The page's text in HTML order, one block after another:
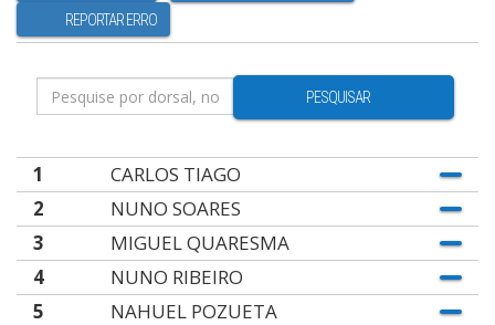
REPORTAR ERRO
PESQUISAR
1
CARLOS TIAGO
2
NUNO SOARES
3
MIGUEL QUARESMA
4
NUNO RIBEIRO
5
NAHUEL POZUETA